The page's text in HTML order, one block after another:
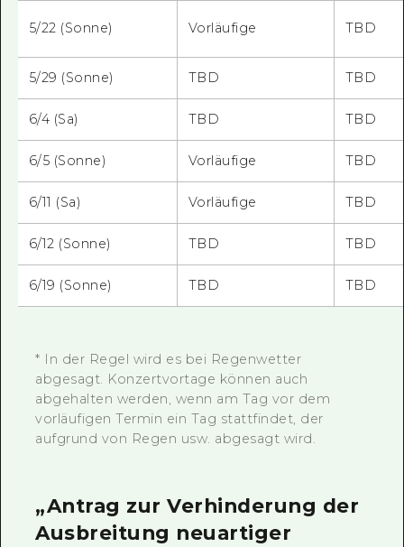
5/22 (Sonne) Vorläufige TBD
5/29 (Sonne) TBD TBD
6/4 (Sa) TBD TBD
6/5 (Sonne) Vorläufige TBD
6/11 (Sa) Vorläufige TBD
6/12 (Sonne) TBD TBD
6/19 (Sonne) TBD TBD
* In der Regel wird es bei Regenwetter
abgesagt. Konzertvortage können auch
abgehalten werden, wenn am Tag vor dem
vorläufigen Termin ein Tag stattfindet, der
aufgrund von Regen usw. abgesagt wird.
„Antrag zur Verhinderung der
Ausbreitung neuartiger